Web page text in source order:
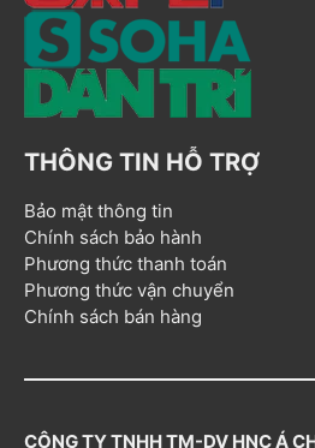
THÔNG TIN HỖ TRỢ
Bảo mật thông tin
Chính sách bảo hành
Phương thức thanh toán
Phương thức vận chuyển
Chính sách bán hàng
CÔNG TY TNHH TM-DV HNC Á